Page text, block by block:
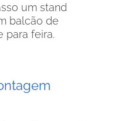
um stand
balcão de
para feira.